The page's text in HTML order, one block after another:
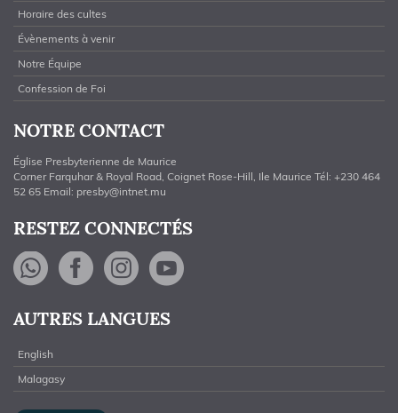
Horaire des cultes
Évènements à venir
Notre Équipe
Confession de Foi
NOTRE CONTACT
Église Presbyterienne de Maurice
Corner Farquhar & Royal Road, Coignet Rose-Hill, Ile Maurice Tél: +230 464
52 65 Email: presby@intnet.mu
RESTEZ CONNECTÉS
WhatsApp
Facebook
Instagram
AUTRES LANGUES
English
Malagasy